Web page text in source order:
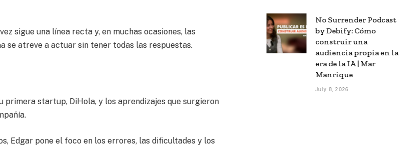
sigue una línea recta y, en muchas ocasiones, las
se atreve a actuar sin tener todas las respuestas.
primera startup, DiHola, y los aprendizajes que surgieron
Edgar pone el foco en los errores, las dificultades y los
No Surrender Podcast
by Debify: Cómo
construir una
audiencia propia en la
era de la IA | Mar
Manrique
July 8, 2026